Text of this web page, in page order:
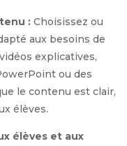
: Choisissez ou
aux besoins de
explicatives,
ou des
le contenu est clair,
élèves.
élèves et aux